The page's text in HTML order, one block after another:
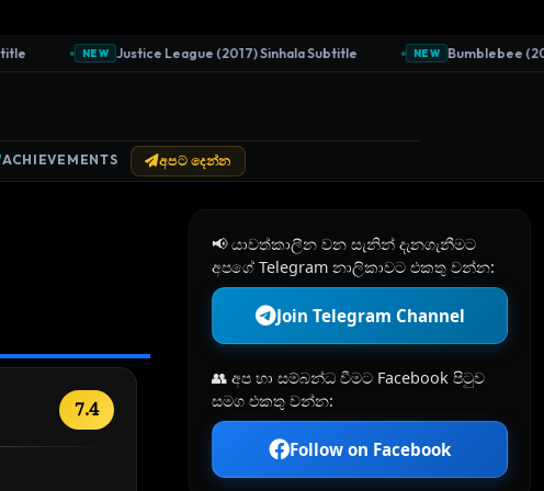
NEW Justice League (2017) Sinhala Subtitle NEW Bumblebee (2018)
ACHIEVEMENTS අපට දෙන්න
7.4
📢 යාවත්කාලීන වන සැනින් දැනගැනීමට
අපගේ Telegram නාලිකාවට එකතු වන්න:
Join Telegram Channel
👥 අප හා සම්බන්ධ වීමට Facebook පිටුව
සමග එකතු වන්න:
Follow on Facebook